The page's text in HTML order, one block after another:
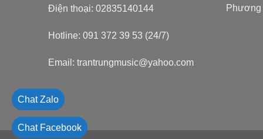
Điện thoại: 02835140144
Hotline: 091 372 39 53 (24/7)
Email: trantrungmusic@yahoo.com
Phương
Chat Zalo
Chat Facebook